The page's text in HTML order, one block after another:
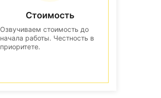
Стоимость
Озвучиваем стоимость до
начала работы. Честность в
приоритете.